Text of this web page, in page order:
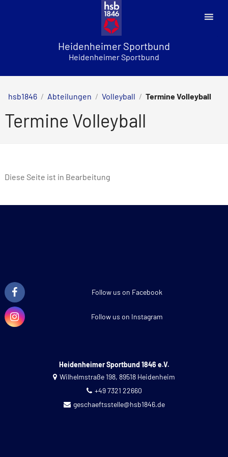
Heidenheimer Sportbund
Heidenheimer Sportbund
hsb1846 / Abteilungen / Volleyball / Termine Volleyball
Termine Volleyball
Diese Seite ist in Bearbeitung
Follow us on Facebook
Follow us on Instagram
Heidenheimer Sportbund 1846 e.V.
Wilhelmstraße 198, 89518 Heidenheim
+49 7321 22660
geschaeftsstelle@hsb1846.de